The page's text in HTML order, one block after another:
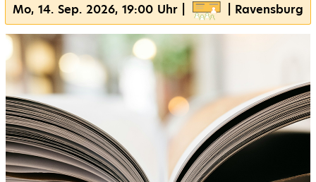
Mo, 14. Sep. 2026, 19:00 Uhr | | Ravensburg